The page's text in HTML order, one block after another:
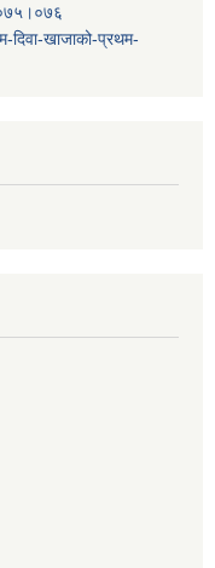
०७५।०७६
दिवा-खाजाको-प्रथम-